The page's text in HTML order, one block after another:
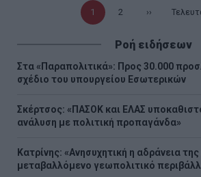
Τρέχουσα
1 Σελίδα
2 Επόμενη
››
Ροή ειδήσεων
Στα «Παραπολιτικά»: Προς 30.000
σχέδιο του υπουργείου Εσωτερικών
Σκέρτσος: «ΠΑΣΟΚ και ΕΛΑΣ
ανάλυση με πολιτική προπαγάνδα»
Κατρίνης: «Ανησυχητική η αδράνεια
μεταβαλλόμενο γεωπολιτικό